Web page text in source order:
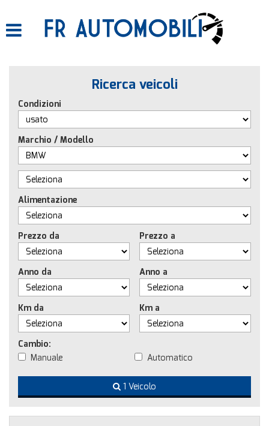
ASSISTENZA
CONTATTI
Ricerca veicoli
Condizioni
Marchio / Modello
Alimentazione
Prezzo da Prezzo a
Anno da Anno a
Km da Km a
Cambio:
Manuale
Automatico
1 Veicolo